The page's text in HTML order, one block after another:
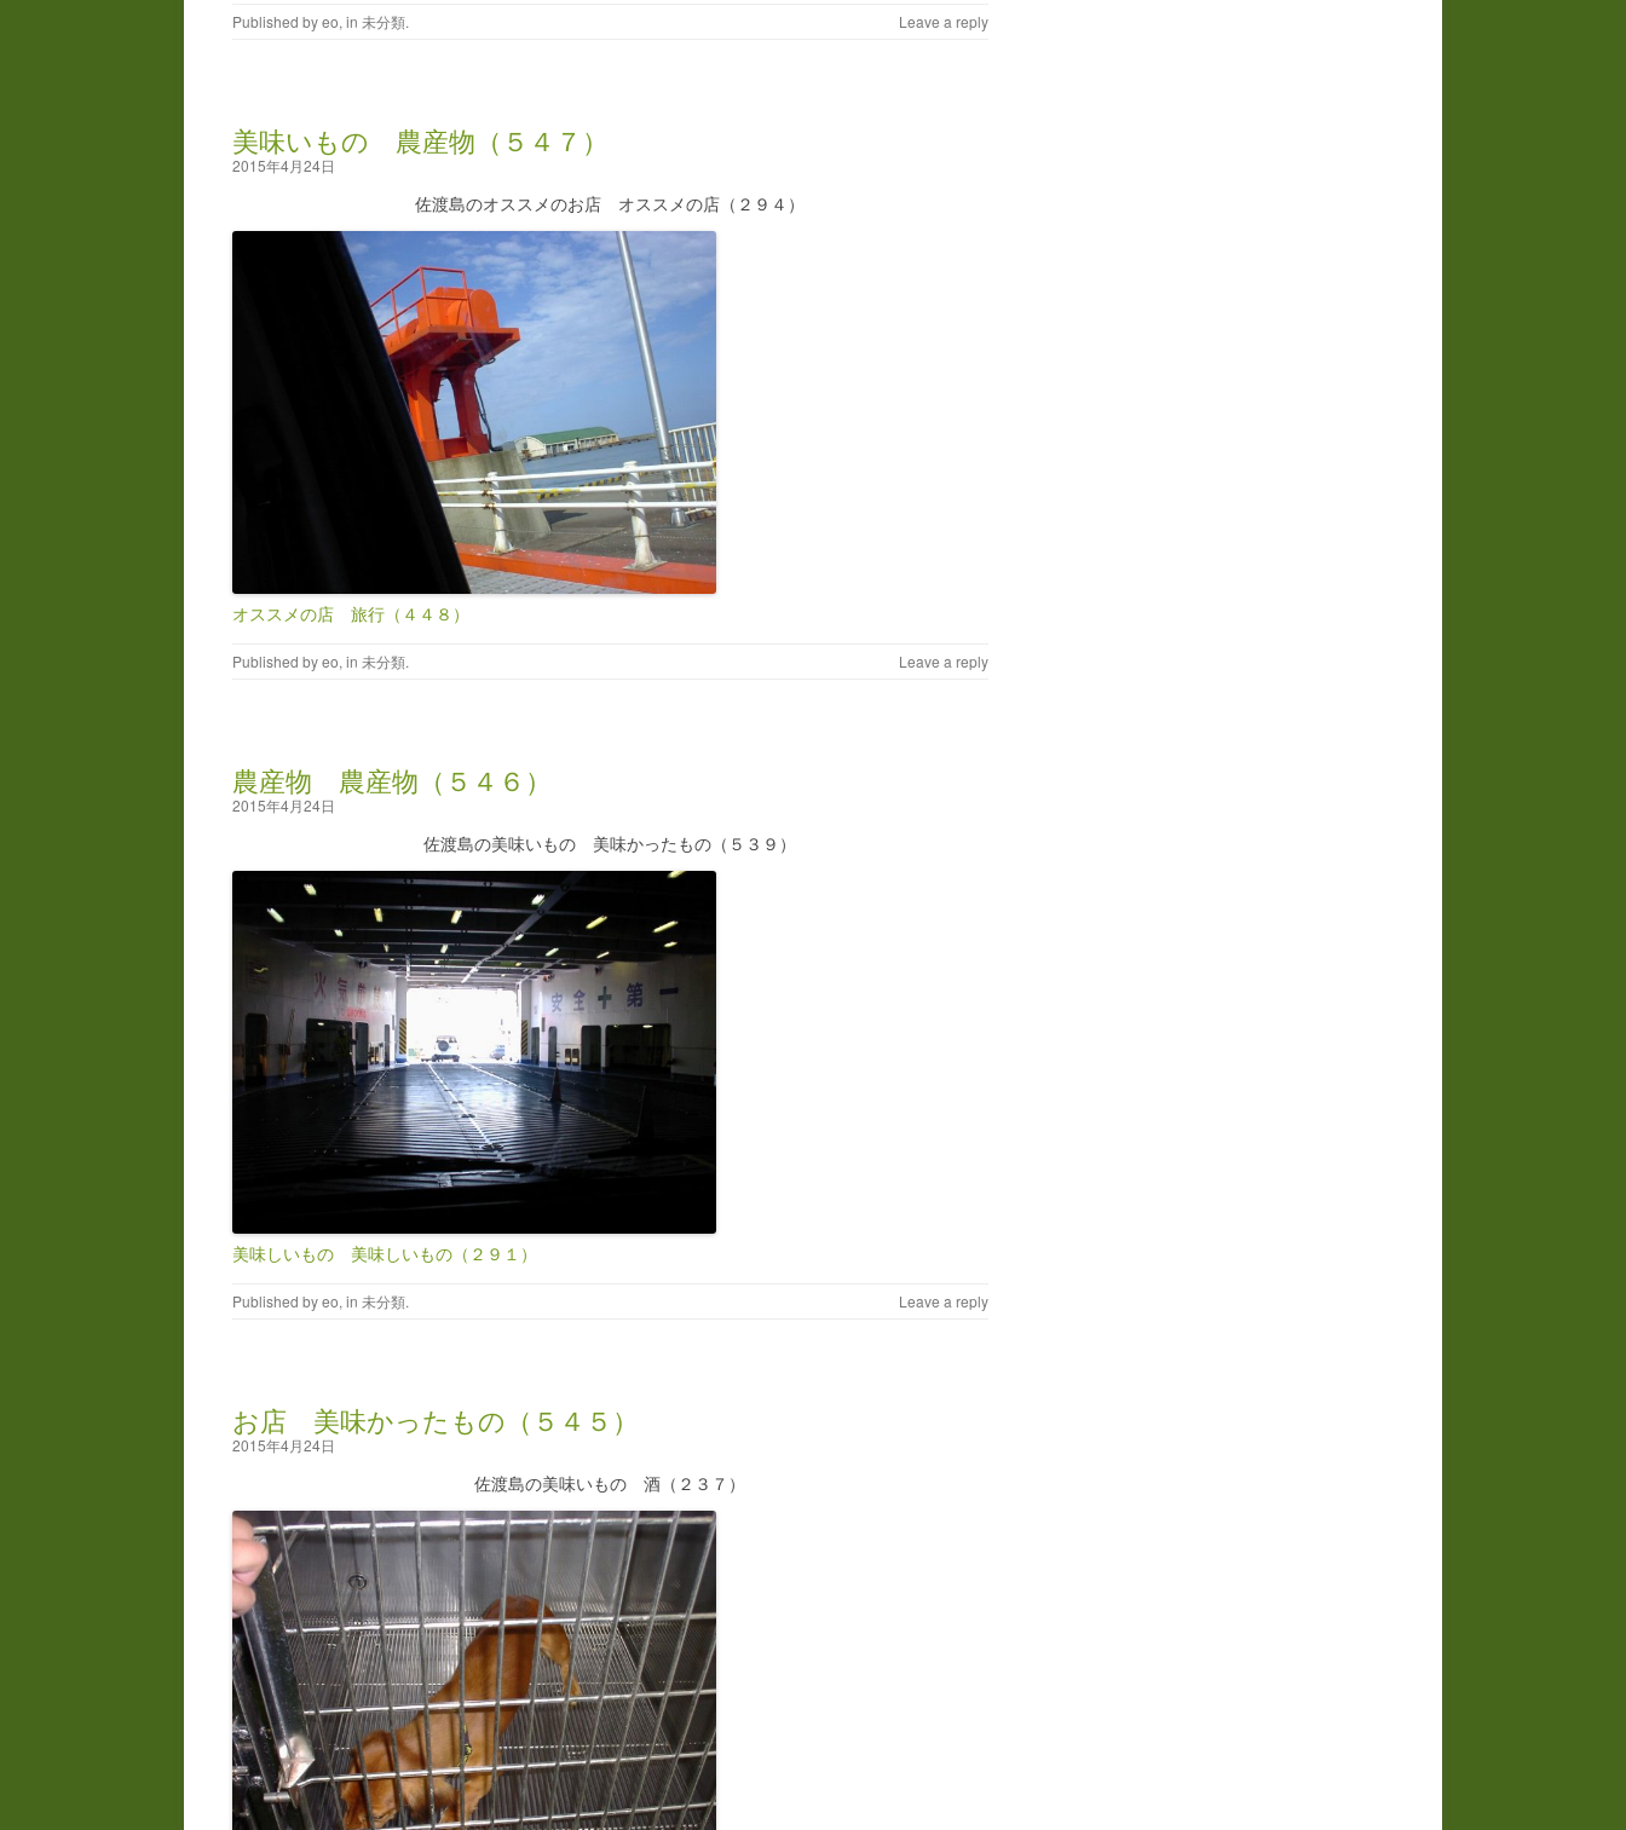
Published byeo, in 未分類. Leave a reply
美味いもの 農産物（５４７）
2015年4月24日
佐渡島のオススメのお店 オススメの店（２９４）
オススメの店 旅行（４４８）
Published byeo, in 未分類. Leave a reply
農産物 農産物（５４６）
2015年4月24日
佐渡島の美味いもの 美味かったもの（５３９）
美味しいもの 美味しいもの（２９１）
Published byeo, in 未分類. Leave a reply
お店 美味かったもの（５４５）
2015年4月24日
佐渡島の美味いもの 酒（２３７）